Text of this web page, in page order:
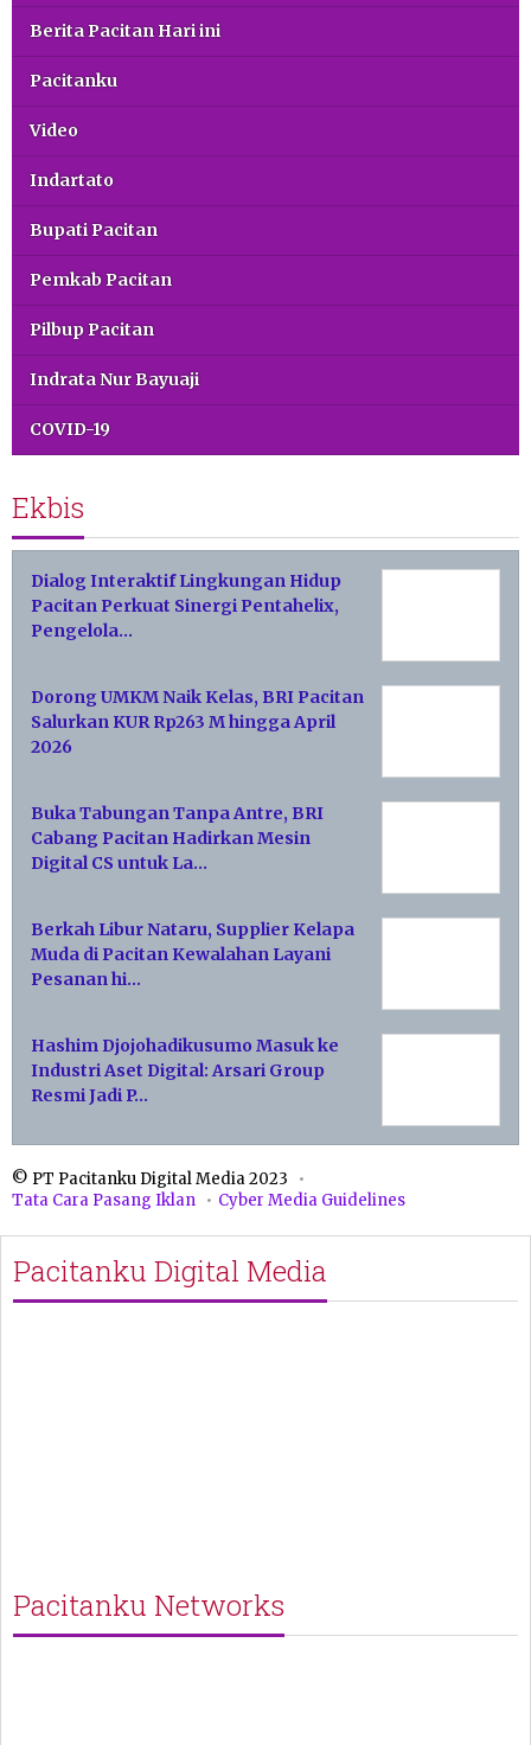
Berita Pacitan Hari ini
Pacitanku
Video
Indartato
Bupati Pacitan
Pemkab Pacitan
Pilbup Pacitan
Indrata Nur Bayuaji
COVID-19
Ekbis
Dialog Interaktif Lingkungan Hidup
Pacitan Perkuat Sinergi Pentahelix,
Pengelola…
Dorong UMKM Naik Kelas, BRI Pacitan
Salurkan KUR Rp263 M hingga April
2026
Buka Tabungan Tanpa Antre, BRI
Cabang Pacitan Hadirkan Mesin
Digital CS untuk La…
Berkah Libur Nataru, Supplier Kelapa
Muda di Pacitan Kewalahan Layani
Pesanan hi…
Hashim Djojohadikusumo Masuk ke
Industri Aset Digital: Arsari Group
Resmi Jadi P…
© PT Pacitanku Digital Media 2023
Tata Cara Pasang Iklan
Cyber Media Guidelines
Pacitanku Digital Media
Pacitanku Networks